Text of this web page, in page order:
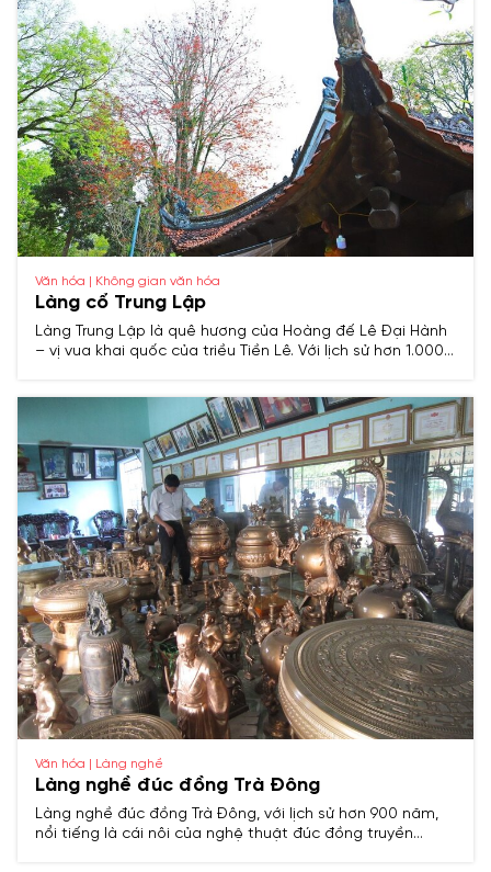
Văn hóa | Không gian văn hóa
Làng cổ Trung Lập
Làng Trung Lập là quê hương của Hoàng đế Lê Đại Hành
– vị vua khai quốc của triều Tiền Lê. Với lịch sử hơn 1.000
Văn hóa | Làng nghề
Làng nghề đúc đồng Trà Đông
Làng nghề đúc đồng Trà Đông, với lịch sử hơn 900 năm,
nổi tiếng là cái nôi của nghệ thuật đúc đồng truyền